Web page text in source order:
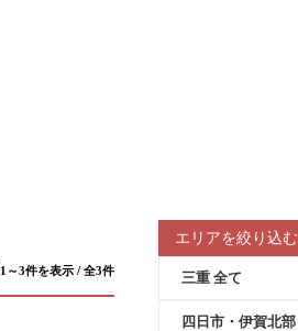
1～3件を表示 / 全3件
エリアを絞り込む
三重 全て
四日市・伊賀北部